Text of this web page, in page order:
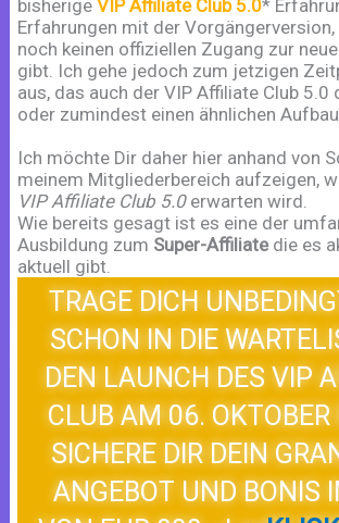
bisherigeVIP Affiliate Club 5.0*
Erfahrungen mit der
noch keinen offiziellen Zugang zur
gibt. Ich gehe jedoch zum jetzigen
aus, das auch der VIP Affiliate Club 5.0
oder zumindest einen ähnlichen
Ich möchte Dir daher hier anhand von
meinem Mitgliederbereich aufzeigen,
VIP Affiliate Club 5.0erwarten wird.
Wie bereits gesagt ist es eine der
Ausbildung zum Super-Affiliate die es
aktuell gibt.
TRAGE DICH
SCHON IN DIE
DEN LAUNCH DES VIP
CLUB AM 06. OKTOBER
SICHERE DIR DEIN
ANGEBOT UND BONIS